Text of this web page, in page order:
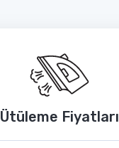
Ütüleme Fiyatları